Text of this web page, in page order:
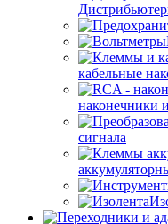
кабельные
наконечники
сигнала